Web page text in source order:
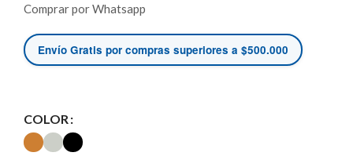
Comprar por Whatsapp
Envío Gratis por compras superiores a $500.000
COLOR